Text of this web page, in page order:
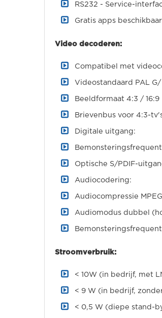
RS232 - Service-
Gratis apps
Video decoderen:
Compatibel met
Videostandaard PAL G/
Beeldformaat 4:3 / 16:9
Brievenbus voor 4:3-
Digitale uitgang:
Optische S/PDIF-
Audiocodering:
Audiocompressie
Audiomodus dubbel
Stroomverbruik:
< 10W (in bedrijf, met
< 9 W (in bedrijf,
< 0,5 W (diepe stand-